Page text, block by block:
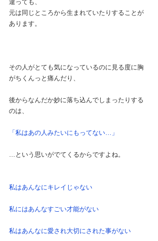
違っても、
元は同じところから生まれていたりすることが
あります。
その人がとても気になっているのに見る度に胸
がちくんっと痛んだり、
後からなんだか妙に落ち込んでしまったりする
のは、
「私はあの人みたいにもってない…」
…という思いがでてくるからですよね。
私はあんなにキレイじゃない
私にはあんなすごい才能がない
私はあんなに愛され大切にされた事がない